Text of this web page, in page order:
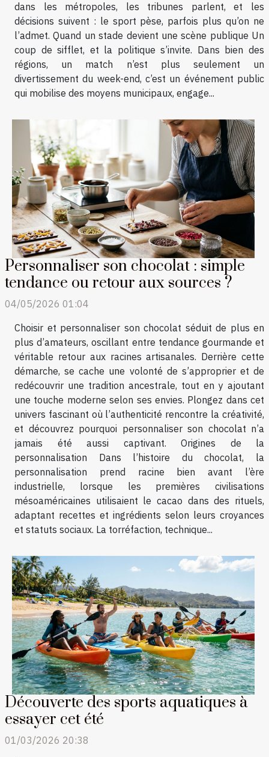
dans les métropoles, les tribunes parlent, et les
décisions suivent : le sport pèse, parfois plus qu’on ne
l’admet. Quand un stade devient une scène publique Un
coup de sifflet, et la politique s’invite. Dans bien des
régions, un match n’est plus seulement un
divertissement du week-end, c’est un événement public
qui mobilise des moyens municipaux, engage...
Personnaliser son chocolat : simple
tendance ou retour aux sources ?
04/05/2026 01:04
Choisir et personnaliser son chocolat séduit de plus en
plus d’amateurs, oscillant entre tendance gourmande et
véritable retour aux racines artisanales. Derrière cette
démarche, se cache une volonté de s’approprier et de
redécouvrir une tradition ancestrale, tout en y ajoutant
une touche moderne selon ses envies. Plongez dans cet
univers fascinant où l’authenticité rencontre la créativité,
et découvrez pourquoi personnaliser son chocolat n’a
jamais été aussi captivant. Origines de la
personnalisation Dans l’histoire du chocolat, la
personnalisation prend racine bien avant l’ère
industrielle, lorsque les premières civilisations
mésoaméricaines utilisaient le cacao dans des rituels,
adaptant recettes et ingrédients selon leurs croyances
et statuts sociaux. La torréfaction, technique...
Découverte des sports aquatiques à
essayer cet été
01/03/2026 20:38